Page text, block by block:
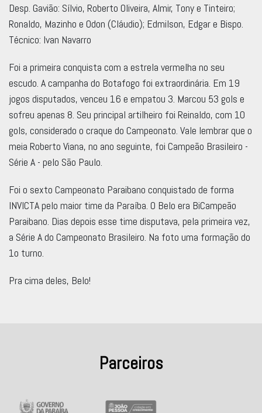
Desp. Gavião: Sílvio, Roberto Oliveira, Almir, Tony e Tinteiro;
Ronaldo, Mazinho e Odon (Cláudio); Edmilson, Edgar e Bispo.
Técnico: Ivan Navarro
Foi a primeira conquista com a estrela vermelha no seu
escudo. A campanha do Botafogo foi extraordinária. Em 19
jogos disputados, venceu 16 e empatou 3. Marcou 53 gols e
sofreu apenas 8. Seu principal artilheiro foi Reinaldo, com 10
gols, considerado o craque do Campeonato. Vale lembrar que o
meia Roberto Viana, no ano seguinte, foi Campeão Brasileiro -
Série A - pelo São Paulo.
Foi o sexto Campeonato Paraibano conquistado de forma
INVICTA pelo maior time da Paraíba. O Belo era BiCampeão
Paraibano. Dias depois esse time disputava, pela primeira vez,
a Série A do Campeonato Brasileiro. Na foto uma formação do
1o turno.
Pra cima deles, Belo!
Parceiros